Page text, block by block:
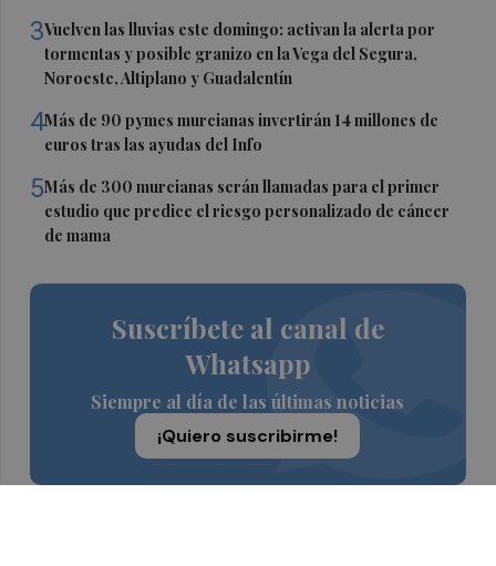
3Vuelven las lluvias este domingo: activan la alerta por
tormentas y posible granizo en la Vega del Segura,
Noroeste, Altiplano y Guadalentín
4Más de 90 pymes murcianas invertirán 14 millones de
euros tras las ayudas del Info
5Más de 300 murcianas serán llamadas para el primer
estudio que predice el riesgo personalizado de cáncer
de mama
Suscríbete al canal de
Whatsapp
Siempre al día de las últimas noticias
¡Quiero suscribirme!